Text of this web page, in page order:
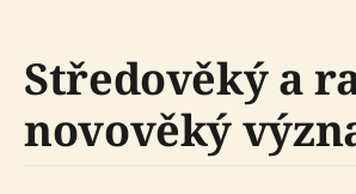
Středověký a
novověký